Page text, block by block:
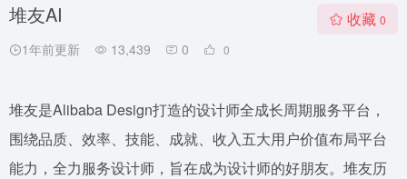
堆友AI
1年前更新 13,439 0 0
收藏 0
堆友是Alibaba Design打造的设计师全成长周期服务平台，
围绕品质、效率、技能、成就、收入五大用户价值布局平台
能力，全力服务设计师，旨在成为设计师的好朋友。堆友历